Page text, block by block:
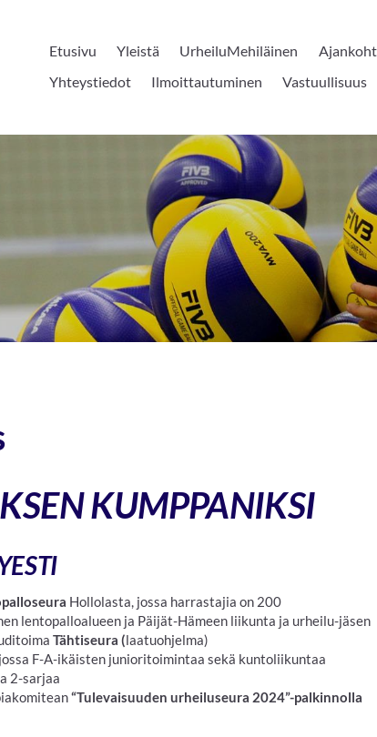
Etusivu Yleistä UrheiluMehiläinen
Yhteystiedot
Ilmoittautuminen Vastuullisuus
KUMPPANIKSI
Hollolasta, jossa harrastajia on 200
lentopalloalueen ja Päijät-Hämeen liikunta ja urheilu-jäsen
Tähtiseura (laatuohjelma)
F-A-ikäisten junioritoimintaa sekä kuntoliikuntaa
2-sarjaa
“Tulevaisuuden urheiluseura 2024”-palkinnolla